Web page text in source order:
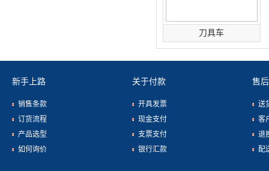
刀具车
新手上路
销售条款
订货流程
产品选型
如何询价
关于付款
开具发票
现金支付
支票支付
银行汇款
售
送
客
退
配